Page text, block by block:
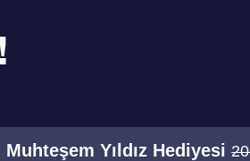
Muhteşem Yıldız Hediyesi